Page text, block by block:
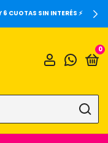
SIN INTERÉS ⚡️
0